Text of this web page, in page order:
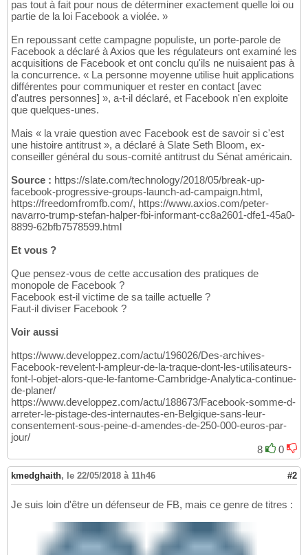
pas tout à fait pour nous de déterminer exactement quelle loi ou
partie de la loi Facebook a violée. »
En repoussant cette campagne populiste, un porte-parole de
Facebook a déclaré à Axios que les régulateurs ont examiné les
acquisitions de Facebook et ont conclu qu'ils ne nuisaient pas à
la concurrence. « La personne moyenne utilise huit applications
différentes pour communiquer et rester en contact [avec
d'autres personnes] », a-t-il déclaré, et Facebook n'en exploite
que quelques-unes.
Mais « la vraie question avec Facebook est de savoir si c'est
une histoire antitrust », a déclaré à Slate Seth Bloom, ex-
conseiller général du sous-comité antitrust du Sénat américain.
Source : https://slate.com/technology/2018/05/break-up-
facebook-progressive-groups-launch-ad-campaign.html,
https://freedomfromfb.com/, https://www.axios.com/peter-
navarro-trump-stefan-halper-fbi-informant-cc8a2601-dfe1-45a0-
8899-62bfb7578599.html
Et vous ?
Que pensez-vous de cette accusation des pratiques de
monopole de Facebook ?
Facebook est-il victime de sa taille actuelle ?
Faut-il diviser Facebook ?
Voir aussi
https://www.developpez.com/actu/196026/Des-archives-
Facebook-revelent-l-ampleur-de-la-traque-dont-les-utilisateurs-
font-l-objet-alors-que-le-fantome-Cambridge-Analytica-continue-
de-planer/
https://www.developpez.com/actu/188673/Facebook-somme-d-
arreter-le-pistage-des-internautes-en-Belgique-sans-leur-
consentement-sous-peine-d-amendes-de-250-000-euros-par-
jour/
8
0
kmedghaith, le 22/05/2018 à 11h46 #2
Je suis loin d'être un défenseur de FB, mais ce genre de titres :